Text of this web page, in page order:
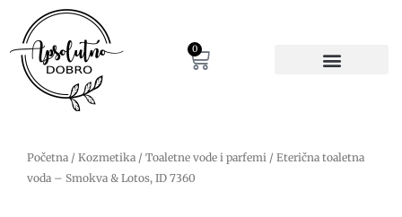
sadržaj
0
Cart
Početna / Kozmetika / Toaletne vode i parfemi / Eterična toaletna
voda – Smokva & Lotos, ID 7360